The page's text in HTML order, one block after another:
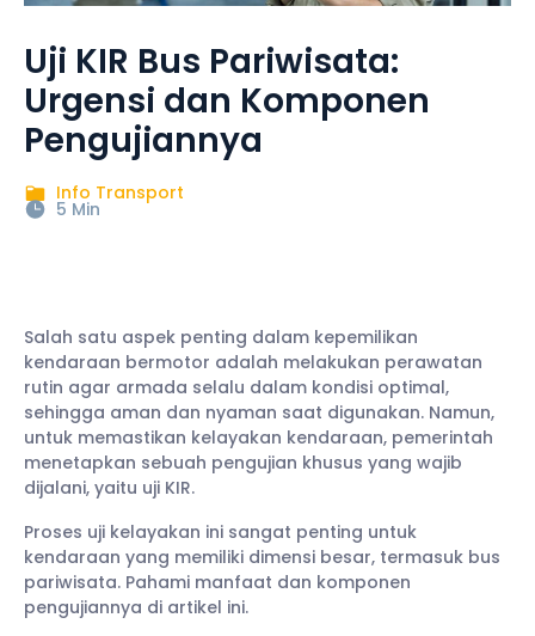
Uji KIR Bus Pariwisata:
Urgensi dan Komponen
Pengujiannya
Info Transport
5 Min
Salah satu aspek penting dalam kepemilikan
kendaraan bermotor adalah melakukan perawatan
rutin agar armada selalu dalam kondisi optimal,
sehingga aman dan nyaman saat digunakan. Namun,
untuk memastikan kelayakan kendaraan, pemerintah
menetapkan sebuah pengujian khusus yang wajib
dijalani, yaitu uji KIR.
Proses uji kelayakan ini sangat penting untuk
kendaraan yang memiliki dimensi besar, termasuk bus
pariwisata. Pahami manfaat dan komponen
pengujiannya di artikel ini.